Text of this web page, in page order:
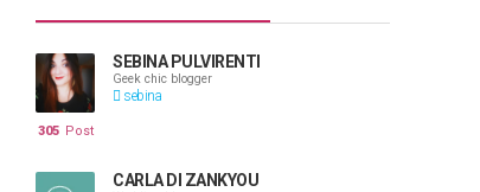
SEBINA PULVIRENTI
Geek chic blogger
sebina
305 Post
CARLA DI ZANKYOU